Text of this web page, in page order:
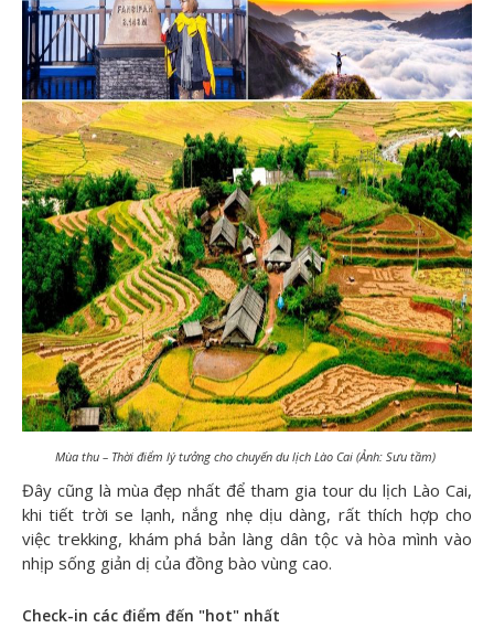
Mùa thu – Thời điểm lý tưởng cho chuyến du lịch Lào Cai (Ảnh: Sưu tầm)
Đây cũng là mùa đẹp nhất để tham gia tour du lịch Lào Cai,
khi tiết trời se lạnh, nắng nhẹ dịu dàng, rất thích hợp cho
việc trekking, khám phá bản làng dân tộc và hòa mình vào
nhịp sống giản dị của đồng bào vùng cao.
Check-in các điểm đến "hot" nhất